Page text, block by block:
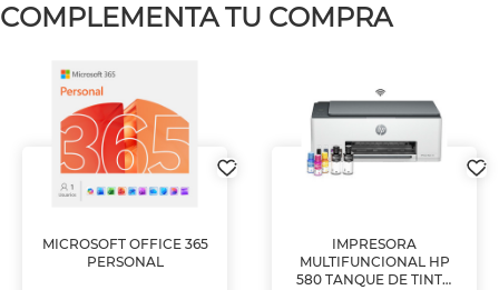
COMPLEMENTA TU COMPRA
MICROSOFT OFFICE 365
PERSONAL
IMPRESORA
MULTIFUNCIONAL HP
580 TANQUE DE TINTA